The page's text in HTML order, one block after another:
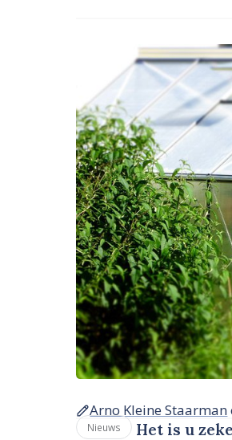
Arno Kleine Staarman
Nieuws
Het is u